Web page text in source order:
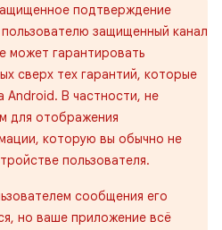
подтверждение
защищенный канал
может гарантировать
сверх тех гарантий, которые
Android. В частности, не
для отображения
которую вы обычно не
пользователя.
сообщения его
но ваше приложение всё